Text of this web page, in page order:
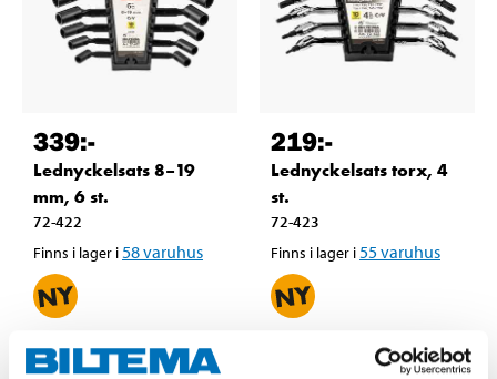
339:-
Lednyckelsats 8–19
mm, 6 st.
72-422
Finns i lager i 58varuhus
219:-
Lednyckelsats torx, 4
st.
72-423
Finns i lager i 55varuhus